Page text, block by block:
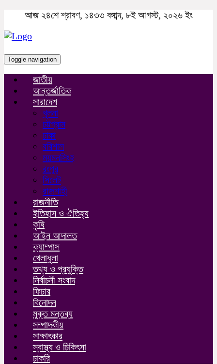
আজ ২৪শে শ্রাবণ, ১৪৩৩ বঙ্গাব্দ, ৮ই আগস্ট, ২০২৬ ইং
Toggle navigation
জাতীয়
আন্তর্জাতিক
সারাদেশ
খুলনা
চট্টগ্রাম
ঢাকা
বরিশাল
ময়মনসিংহ
রংপুর
সিলেট
রাজশাহী
রাজনীতি
ইতিহাস ও ঐতিহ্য
কৃষি
আইন আদালত
ক্যাম্পাস
খেলাধুলা
তথ্য ও প্রযুক্তি
নির্বাচনী সংবাদ
ফিচার
বিনোদন
মুক্ত মন্তব্য
সম্পাদকীয়
সাক্ষাৎকার
স্বাস্থ্য ও চিকিৎসা
চাকরি